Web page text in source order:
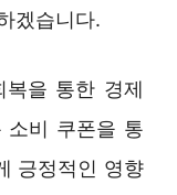
겠습니다.
을 통한 경제
소비 쿠폰을 통
긍정적인 영향